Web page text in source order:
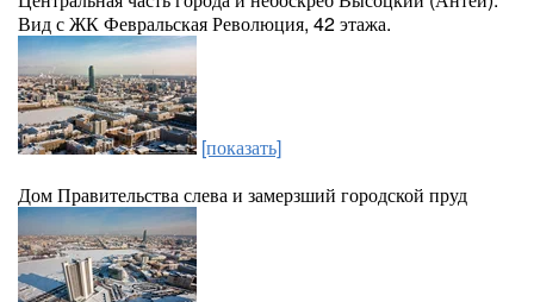
Вид с ЖК Февральская Революция, 42 этажа.
[показать]
Дом Правительства слева и замерзший городской пруд